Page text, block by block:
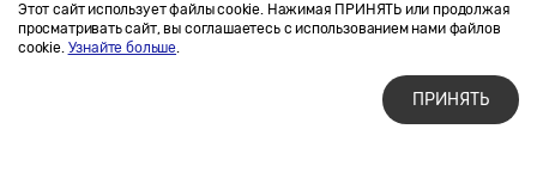
Этот сайт использует файлы cookie. Нажимая ПРИНЯТЬ или продолжая
просматривать сайт, вы соглашаетесь с использованием нами файлов
cookie. Узнайте больше.
ПРИНЯТЬ
Подключения
5G*, LTE, Wi-Fi 6E,
Емкостный сенсор
отпечатка пальца